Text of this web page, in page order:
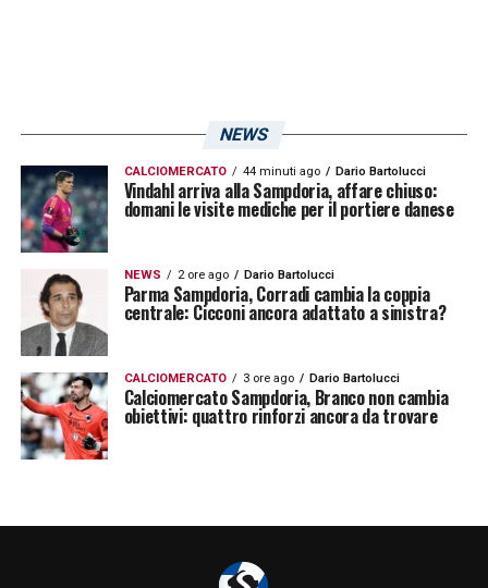
NEWS
CALCIOMERCATO 44 minuti ago Dario Bartolucci
Vindahl arriva alla Sampdoria, affare chiuso:
domani le visite mediche per il portiere danese
NEWS 2 ore ago Dario Bartolucci
Parma Sampdoria, Corradi cambia la coppia
centrale: Cicconi ancora adattato a sinistra?
CALCIOMERCATO 3 ore ago Dario Bartolucci
Calciomercato Sampdoria, Branco non cambia
obiettivi: quattro rinforzi ancora da trovare